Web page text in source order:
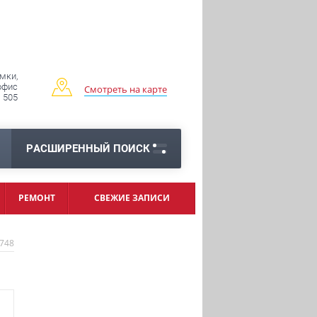
505
Смотреть на карте
РАСШИРЕННЫЙ ПОИСК
РЕМОНТ СВЕЖИЕ ЗАПИСИ